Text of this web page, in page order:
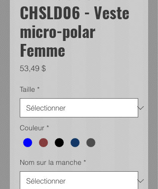
CHSLD06 - Veste
micro-polar
Femme
53,49 $Prix
Taille *
Couleur *
Nom sur la manche *